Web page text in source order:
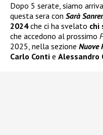
Dopo 5 serate, siamo
questa sera con Sarà
2024che ci ha svelato chi
che accedono al prossimo
2025, nella sezione Nuove
Carlo Conti e Alessandro